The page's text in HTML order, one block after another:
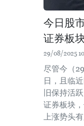
今日股
证券板
29/08/2025
尽管今（
日，且临
旧保持活
证券板块
上涨势头有